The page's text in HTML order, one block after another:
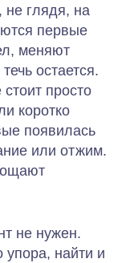
не глядя, на
первые
меняют
остается.
просто
коротко
появилась
или отжим.
не нужен.
упора, найти и